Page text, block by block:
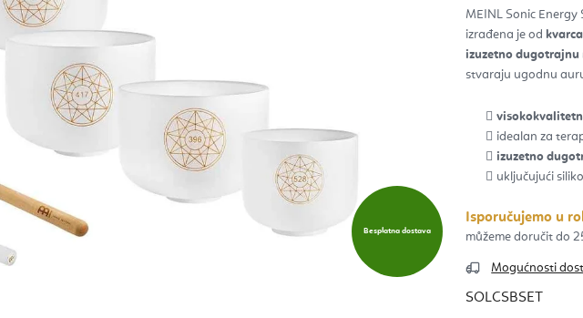
0,0
od
5
MEINL Sonic
izrađena je od
izuzetno dugotrajnu
stvaraju ugodnu
idealan za
izuzetno
uključujući
Isporučujemo u
Mogućnosti
SOLCSBSET
Besplatna dostava